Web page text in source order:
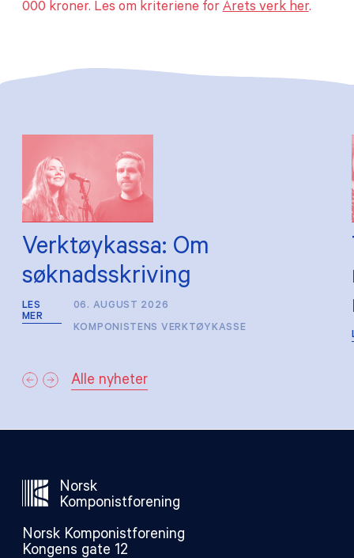
000 kroner. Les om kriteriene forÅrets verk her.
Verktøykassa: Om
søknadsskriving
LES
MER
06. AUGUST 2026
KOMPONISTENS VERKTØYKASSE
Alle nyheter
Norsk
Komponistforening
Norsk Komponistforening
Kongens gate 12